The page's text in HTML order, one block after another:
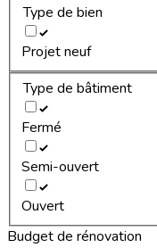
Type de bien
Projet neuf
Type de bâtiment
Fermé
Semi-ouvert
Ouvert
Budget de rénovation